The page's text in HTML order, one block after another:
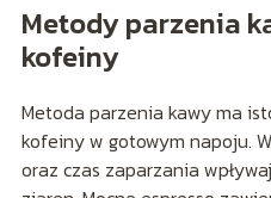
Metody parzenia
kofeiny
Metoda parzenia kawy ma
kofeiny w gotowym napoju.
oraz czas zaparzania